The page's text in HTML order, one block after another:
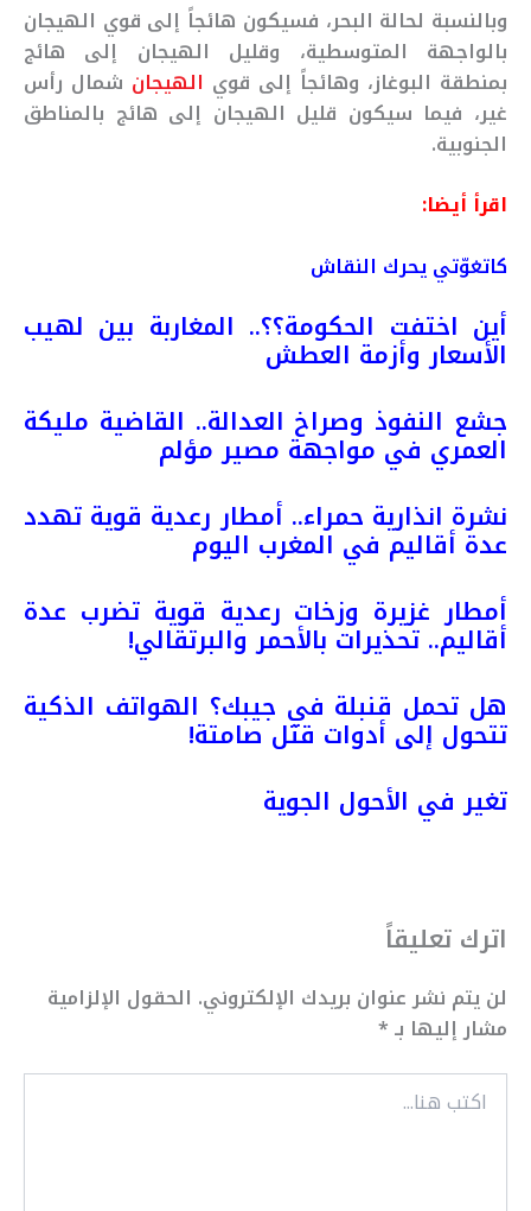
وبالنسبة لحالة البحر، فسيكون هائجاً إلى قوي الهيجان
بالواجهة المتوسطية، وقليل الهيجان إلى هائج
بمنطقة البوغاز، وهائجاً إلى قوي الهيجان شمال رأس
غير، فيما سيكون قليل الهيجان إلى هائج بالمناطق
الجنوبية.
اقرأ أيضا:
كاتغوّتي يحرك النقاش
أين اختفت الحكومة؟؟.. المغاربة بين لهيب
الأسعار وأزمة العطش
جشع النفوذ وصراخ العدالة.. القاضية مليكة
العمري في مواجهة مصير مؤلم
نشرة انذارية حمراء.. أمطار رعدية قوية تهدد
عدة أقاليم في المغرب اليوم
أمطار غزيرة وزخات رعدية قوية تضرب عدة
أقاليم.. تحذيرات بالأحمر والبرتقالي!
هل تحمل قنبلة في جيبك؟ الهواتف الذكية
تتحول إلى أدوات قتل صامتة!
تغير في الأحول الجوية
اترك تعليقاً
لن يتم نشر عنوان بريدك الإلكتروني. الحقول الإلزامية
مشار إليها بـ*
اكتب
هنا...